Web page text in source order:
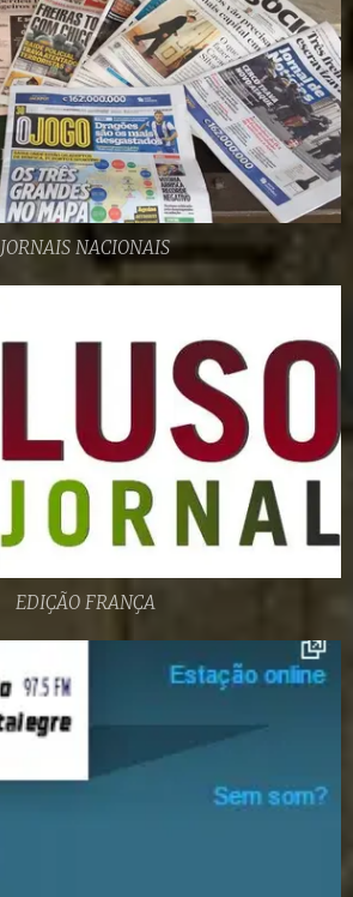
JORNAIS NACIONAIS
EDIÇÃO FRANÇA